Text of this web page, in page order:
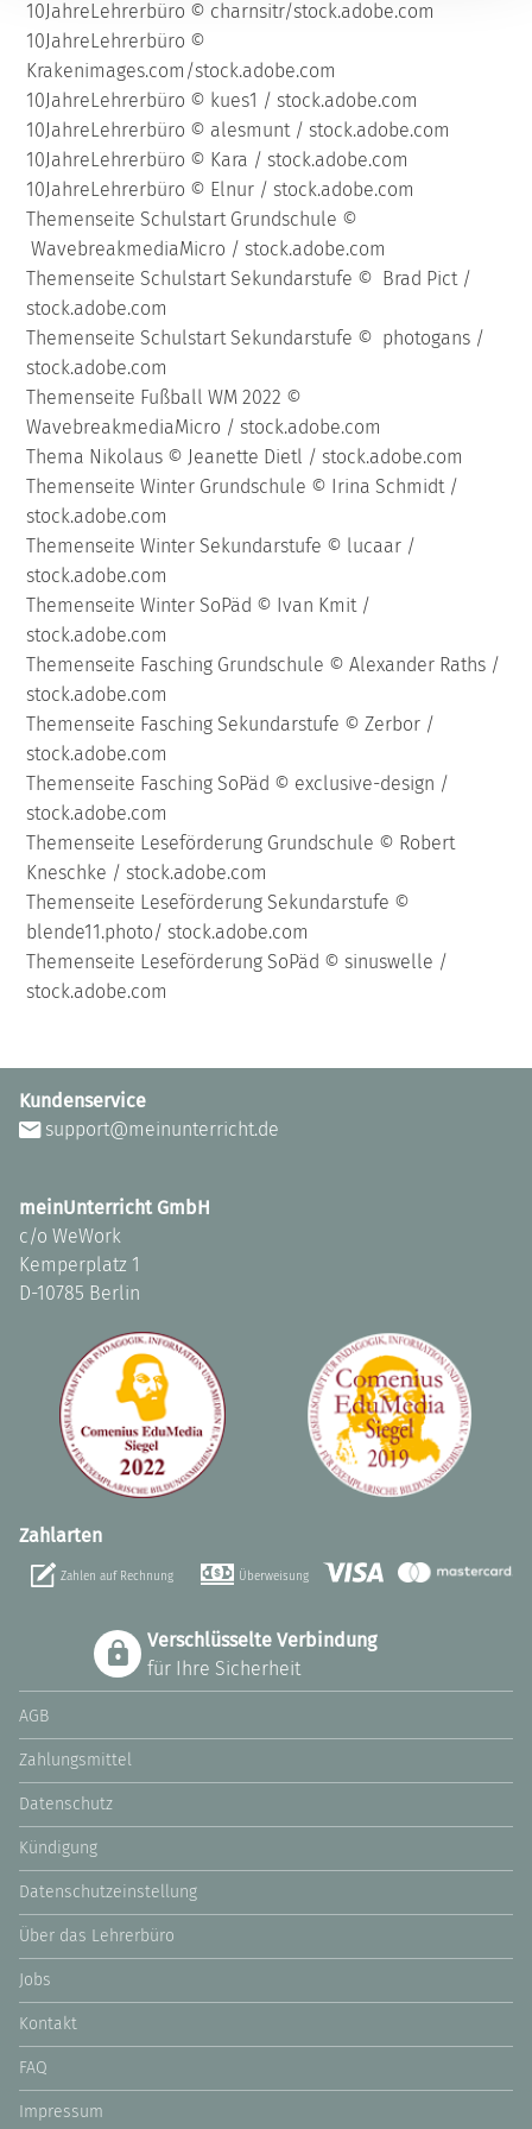
10JahreLehrerbüro © charnsitr/stock.adobe.com
10JahreLehrerbüro ©
Krakenimages.com/stock.adobe.com
10JahreLehrerbüro © kues1 / stock.adobe.com
10JahreLehrerbüro © alesmunt / stock.adobe.com
10JahreLehrerbüro © Kara / stock.adobe.com
10JahreLehrerbüro © Elnur / stock.adobe.com
Themenseite Schulstart Grundschule ©
WavebreakmediaMicro / stock.adobe.com
Themenseite Schulstart Sekundarstufe © Brad Pict /
stock.adobe.com
Themenseite Schulstart Sekundarstufe © photogans /
stock.adobe.com
Themenseite Fußball WM 2022 ©
WavebreakmediaMicro / stock.adobe.com
Thema Nikolaus © Jeanette Dietl / stock.adobe.com
Themenseite Winter Grundschule © Irina Schmidt /
stock.adobe.com
Themenseite Winter Sekundarstufe © lucaar /
stock.adobe.com
Themenseite Winter SoPäd © Ivan Kmit /
stock.adobe.com
Themenseite Fasching Grundschule © Alexander Raths /
stock.adobe.com
Themenseite Fasching Sekundarstufe © Zerbor /
stock.adobe.com
Themenseite Fasching SoPäd © exclusive-design /
stock.adobe.com
Themenseite Leseförderung Grundschule © Robert
Kneschke / stock.adobe.com
Themenseite Leseförderung Sekundarstufe ©
blende11.photo/ stock.adobe.com
Themenseite Leseförderung SoPäd © sinuswelle /
stock.adobe.com
Kundenservice
support@meinunterricht.de
meinUnterricht GmbH
c/o WeWork
Kemperplatz 1
D-10785 Berlin
Zahlarten
Zahlen auf Rechnung Überweisung
Verschlüsselte Verbindung
für Ihre Sicherheit
AGB
Zahlungsmittel
Datenschutz
Kündigung
Datenschutzeinstellung
Über das Lehrerbüro
Jobs
Kontakt
FAQ
Impressum